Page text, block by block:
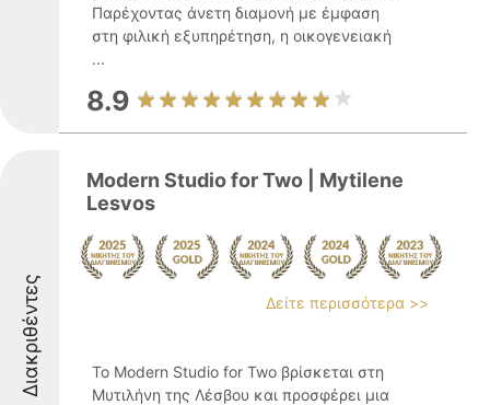
Παρέχοντας άνετη διαμονή με έμφαση
στη φιλική εξυπηρέτηση, η οικογενειακή
...
8.9
Διακριθέντες
Modern Studio for Two | Mytilene
Lesvos
Δείτε περισσότερα >>
Το Modern Studio for Two βρίσκεται στη
Μυτιλήνη της Λέσβου και προσφέρει μια